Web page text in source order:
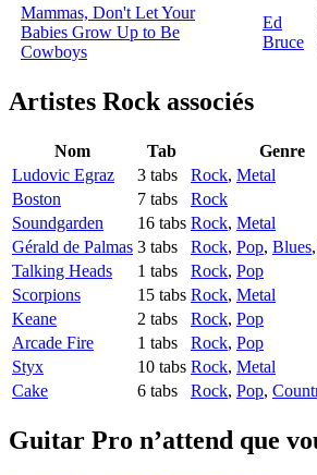
Mammas, Don't Let Your
Babies Grow Up to Be
Cowboys
Ed
Bruce
Artistes Rockassociés
Nom Tab
Genre
Ludovic Egraz
3 tabs Rock, Metal
Boston
7 tabs
Rock
Soundgarden
16 tabs Rock, Metal
Gérald de Palmas 3 tabs Rock, Pop, Blues,
Talking Heads
1 tabs Rock, Pop
Scorpions
15 tabs Rock, Metal
Keane
2 tabs Rock, Pop
Arcade Fire
1 tabs Rock, Pop
Styx
10 tabs Rock, Metal
Cake
6 tabs Rock, Pop,
Guitar Pro n’attend que